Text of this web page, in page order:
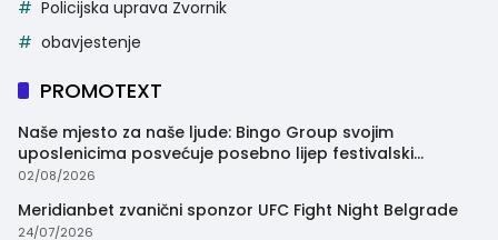
Policijska uprava Zvornik
obavjestenje
PROMOTEXT
Naše mjesto za naše ljude: Bingo Group svojim
uposlenicima posvećuje posebno lijep festivalski
trenutak
02/08/2026
Meridianbet zvanični sponzor UFC Fight Night Belgrade
24/07/2026